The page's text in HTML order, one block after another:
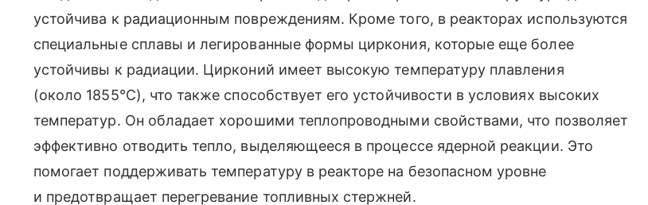
устойчива к радиационным повреждениям. Кроме того, в реакторах используются
специальные сплавы и легированные формы циркония, которые еще более
устойчивы к радиации. Цирконий имеет высокую температуру плавления
(около 1855°C), что также способствует его устойчивости в условиях высоких
температур. Он обладает хорошими теплопроводными свойствами, что позволяет
эффективно отводить тепло, выделяющееся в процессе ядерной реакции. Это
помогает поддерживать температуру в реакторе на безопасном уровне
и предотвращает перегревание топливных стержней.